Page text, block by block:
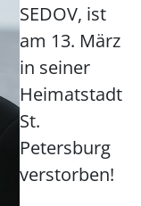
SEDOV, ist
am 13. März
in seiner
Heimatstadt
St.
Petersburg
verstorben!